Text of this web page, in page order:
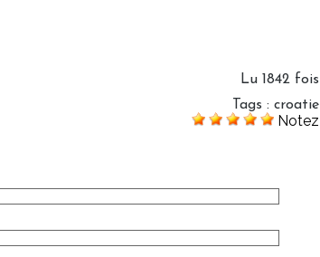
Lu 1842 fois
Tags : croatie
Notez